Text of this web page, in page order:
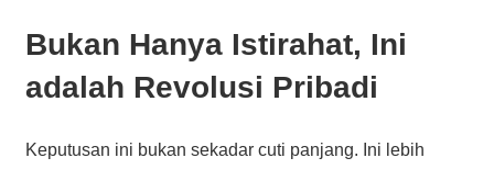
Bukan Hanya Istirahat, Ini
adalah Revolusi Pribadi
Keputusan ini bukan sekadar cuti panjang. Ini lebih